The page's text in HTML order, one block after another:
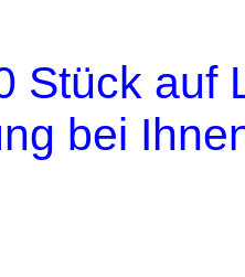
Stück auf
bei